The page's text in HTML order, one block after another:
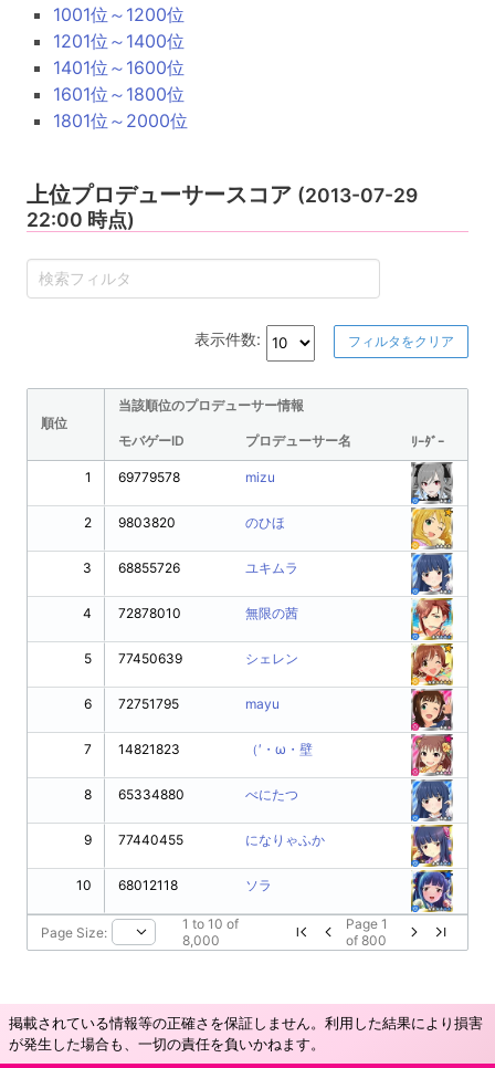
1001位～1200位
1201位～1400位
1401位～1600位
1601位～1800位
1801位～2000位
上位プロデューサースコア (2013-07-29
22:00 時点)
表示件数: フィルタをクリア
順位
当該順位のプロデューサー情報
モバゲーID プロデューサー名 ﾘｰﾀﾞｰ
1
2
3
4
5
6
7
8
9
10
69779578 mizu
9803820 のひほ
68855726 ユキムラ
72878010 無限の茜
77450639 シェレン
72751795 mayu
14821823 （′・ω・壁
65334880 べにたつ
77440455 になりゃふか
68012118 ソラ
Page Size: 1 to 10 of
8,000
Page 1
of 800
掲載されている情報等の正確さを保証しません。利用した結果により損害
が発生した場合も、一切の責任を負いかねます。